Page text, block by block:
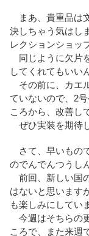
まあ、貴重品は
決しちゃう気はし
レクションショッ
同じように欠片
してくれてもいい
その前に、カエ
ていないので、2
ころから、改善し
ぜひ実装を期待
さて、早いもの
のでんでんつうし
前回、新しい国
はないと思います
も楽しみにしてい
今週はそちらの
ころで、また来週